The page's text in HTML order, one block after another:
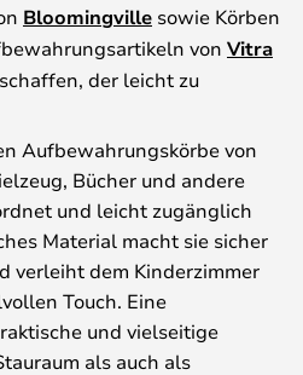
Bloomingville sowie Körben
von Vitra
der leicht zu
Aufbewahrungskörbe von
Bücher und andere
und leicht zugänglich
Material macht sie sicher
verleiht dem Kinderzimmer
Touch. Eine
und vielseitige
als auch als